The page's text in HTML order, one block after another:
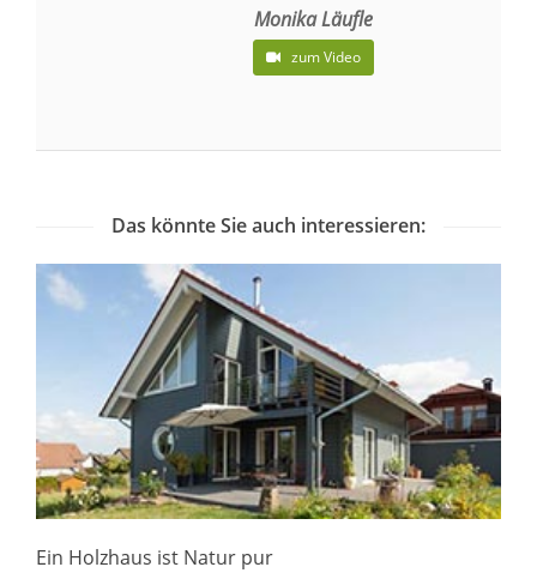
Monika Läufle
zum Video
Das könnte Sie auch interessieren:
Ein Holzhaus ist Natur pur